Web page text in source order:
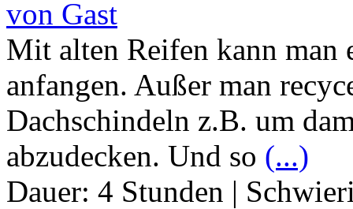
von Gast
Mit alten Reifen kann
anfangen. Außer man
Dachschindeln z.B. um
abzudecken. Und so (...)
Dauer: 4 Stunden |